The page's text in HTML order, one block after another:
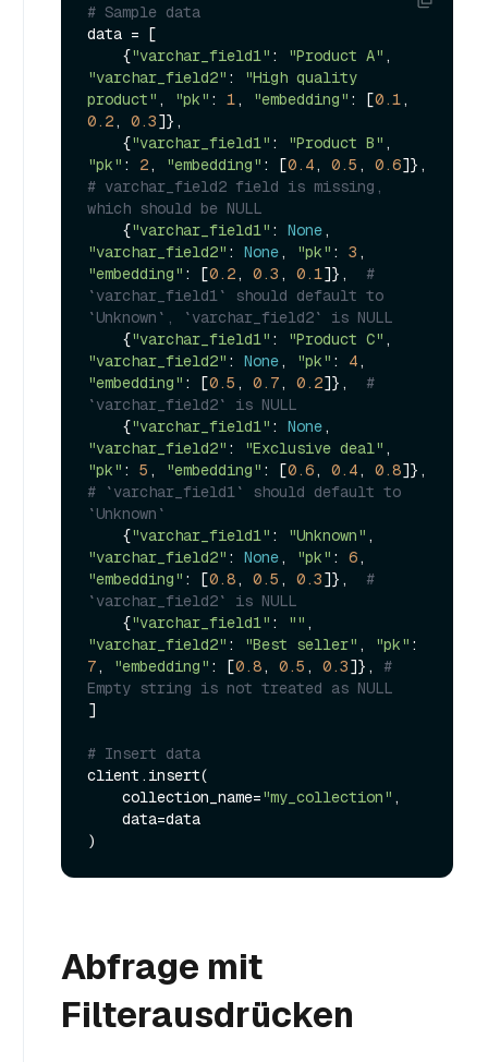
# Sample data
data = [
    {
"varchar_field1" : "Product A"
"varchar_field2" :
"High quality
product" , "pk" : 1 , "embedding" : [0.1
0.2 , 0.3]},
    {
"varchar_field1" : "Product B"
"pk" : 2 , "embedding" : [0.4 , 0.5 , 0.6
# varchar_field2 field is missing,
which should be NULL
    {
"varchar_field1" : None
"varchar_field2" : None , "pk" : 3
"embedding" : [0.2 , 0.3 , 0.1]}, #
`varchar_field1` should default to
`Unknown`, `varchar_field2` is NULL
    {
"varchar_field1" : "Product C"
"varchar_field2" : None , "pk" : 4
"embedding" : [0.5 , 0.7 , 0.2]}, #
`varchar_field2` is NULL
    {
"varchar_field1" : None
"varchar_field2" : "Exclusive deal"
"pk" : 5 , "embedding" : [0.6 , 0.4 , 0.8
# `varchar_field1` should default to
`Unknown`
    {
"varchar_field1" : "Unknown"
"varchar_field2" : None , "pk" : 6
"embedding" : [0.8 , 0.5 , 0.3]}, #
`varchar_field2` is NULL
    {
"varchar_field1" : ""
"varchar_field2" : "Best seller" , "pk"
7 , "embedding" : [0.8 , 0.5 , 0.3]}, #
Empty string is not treated as NULL
]
# Insert data
client.insert(
    collection_name=
"my_collection" ,
Abfrage mit
Filterausdrücken